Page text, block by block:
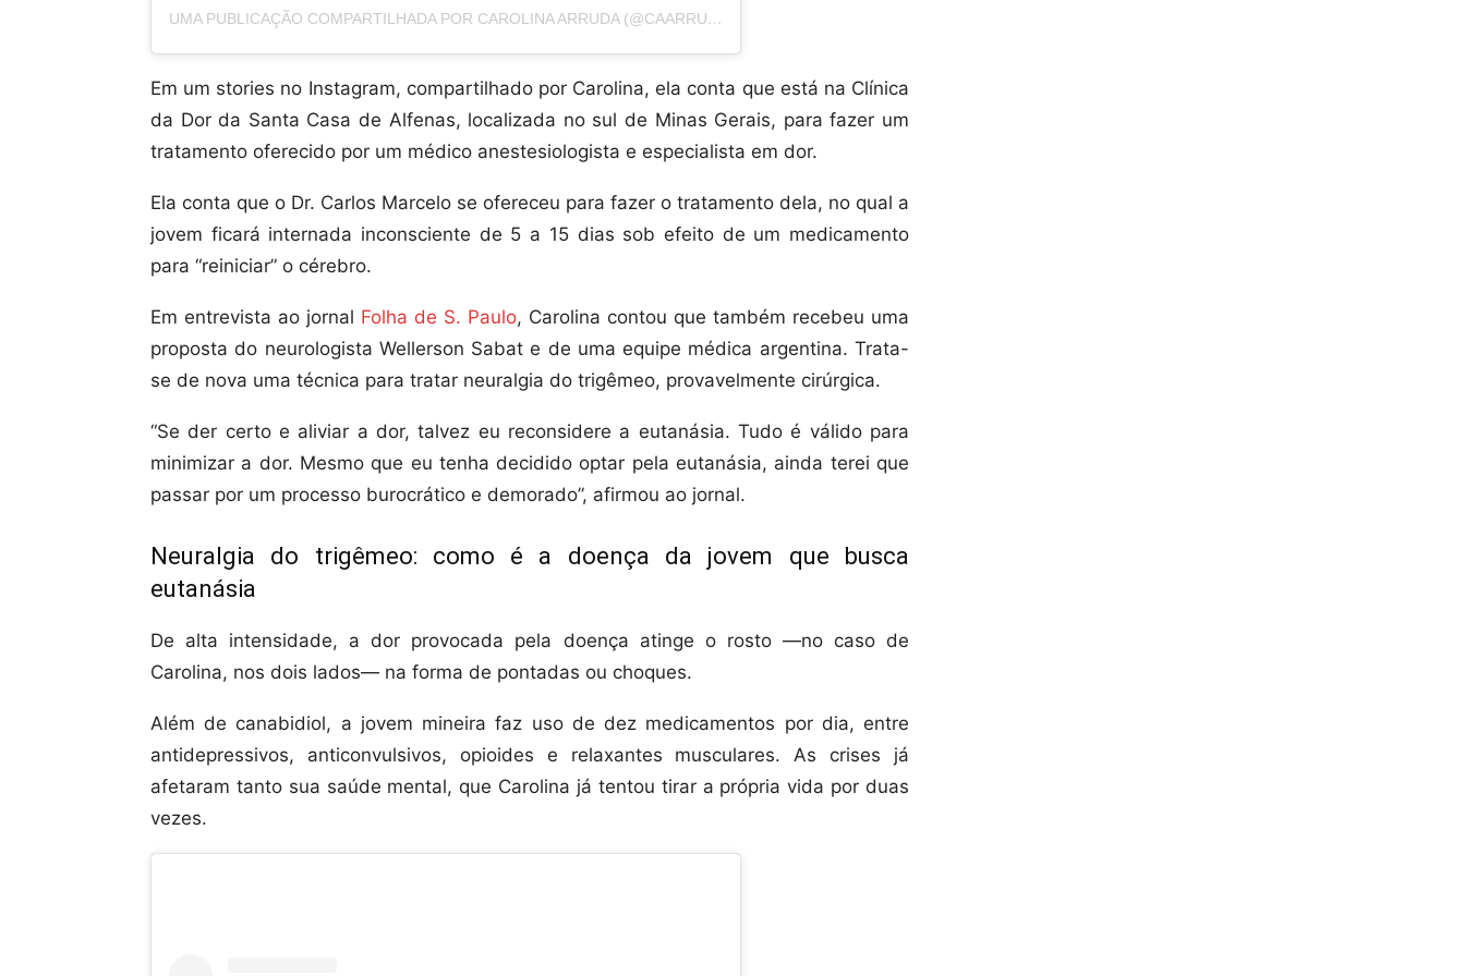
UMA PUBLICAÇÃO COMPARTILHADA POR CAROLINA ARRUDA (@CAARRUDAR)
Em um stories no Instagram, compartilhado por Carolina, ela conta que está na Clínica
da Dor da Santa Casa de Alfenas, localizada no sul de Minas Gerais, para fazer um
tratamento oferecido por um médico anestesiologista e especialista em dor.
Ela conta que o Dr. Carlos Marcelo se ofereceu para fazer o tratamento dela, no qual a
jovem ficará internada inconsciente de 5 a 15 dias sob efeito de um medicamento
para “reiniciar” o cérebro.
Em entrevista ao jornal Folha de S. Paulo, Carolina contou que também recebeu uma
proposta do neurologista Wellerson Sabat e de uma equipe médica argentina. Trata-
se de nova uma técnica para tratar neuralgia do trigêmeo, provavelmente cirúrgica.
“Se der certo e aliviar a dor, talvez eu reconsidere a eutanásia. Tudo é válido para
minimizar a dor. Mesmo que eu tenha decidido optar pela eutanásia, ainda terei que
passar por um processo burocrático e demorado”, afirmou ao jornal.
Neuralgia do trigêmeo: como é a doença da jovem que busca
eutanásia
De alta intensidade, a dor provocada pela doença atinge o rosto —no caso de
Carolina, nos dois lados— na forma de pontadas ou choques.
Além de canabidiol, a jovem mineira faz uso de dez medicamentos por dia, entre
antidepressivos, anticonvulsivos, opioides e relaxantes musculares. As crises já
afetaram tanto sua saúde mental, que Carolina já tentou tirar a própria vida por duas
vezes.